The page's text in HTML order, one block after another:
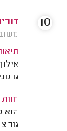
משוב: 31/10/
גור
10